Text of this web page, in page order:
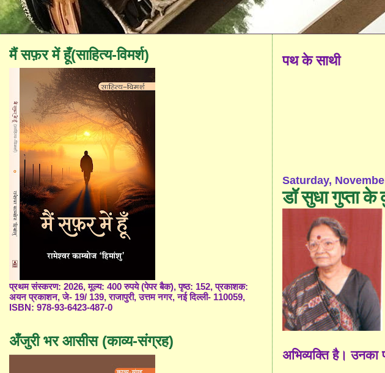
पथ के साथी
Saturday,
डॉ सुधा गुप्ता
अभिव्यक्ति है।
मैं सफ़र में हूँ(साहित्य-विमर्श)
प्रथम संस्करण: 2026, मूल्य: 400 रुपये (पेपर बैक), पृष्ठ: 152, प्रकाशक:
अयन प्रकाशन, जे- 19/ 139, राजापुरी, उत्तम नगर, नई दिल्ली- 110059,
ISBN: 978-93-6423-487-0
अँजुरी भर आसीस (काव्य-संग्रह)